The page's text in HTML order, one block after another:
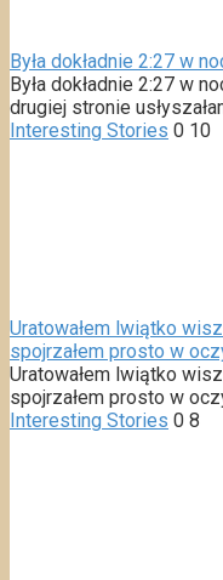
Była dokładnie 2:27 w
Była dokładnie 2:27 w
drugiej stronie
Interesting Stories 0 10
Uratowałem lwiątko
spojrzałem prosto w
Uratowałem lwiątko
spojrzałem prosto w
Interesting Stories 0 8